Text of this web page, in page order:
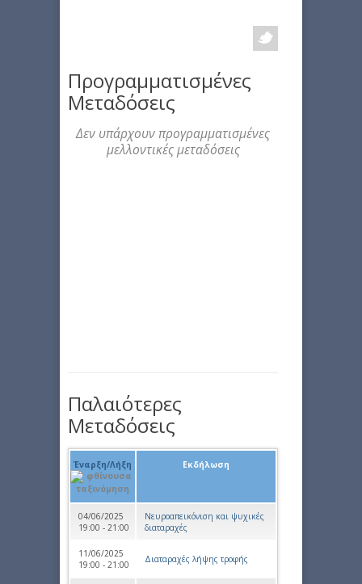
Προγραμματισμένες
Μεταδόσεις
Δεν υπάρχουν προγραμματισμένες
μελλοντικές μεταδόσεις
Παλαιότερες
Μεταδόσεις
Έναρξη/Λήξη Εκδήλωση
04/06/2025
19:00 - 21:00
Νευροαπεικόνιση και ψυχικές
διαταραχές
11/06/2025
19:00 - 21:00
Διαταραχές λήψης τροφής